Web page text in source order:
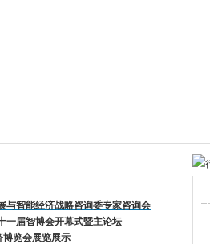
与智能经济战略咨询委专家咨询会
一届智博会开幕式暨主论坛
博览会展览展示